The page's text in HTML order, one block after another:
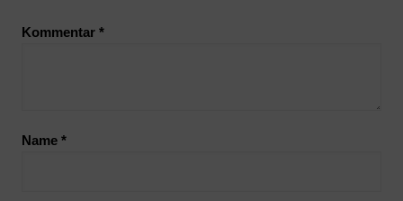
Kommentar *
Name *